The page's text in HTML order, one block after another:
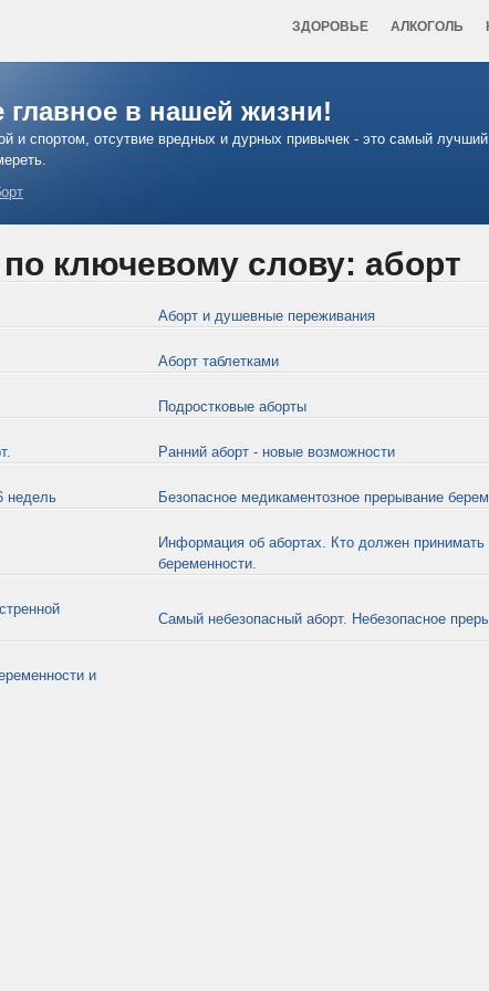
ЗДОРОВЬЕ АЛКОГОЛЬ
главное в нашей жизни!
и спортом, отсутвие вредных и дурных привычек - это самый
ключевому слову: аборт
Аборт и душевные переживания
Аборт таблетками
Подростковые аборты
Ранний аборт - новые возможности
недель Безопасное медикаментозное прерывание
Информация об абортах. Кто должен
беременности.
Самый небезопасный аборт. Небезопасное
и